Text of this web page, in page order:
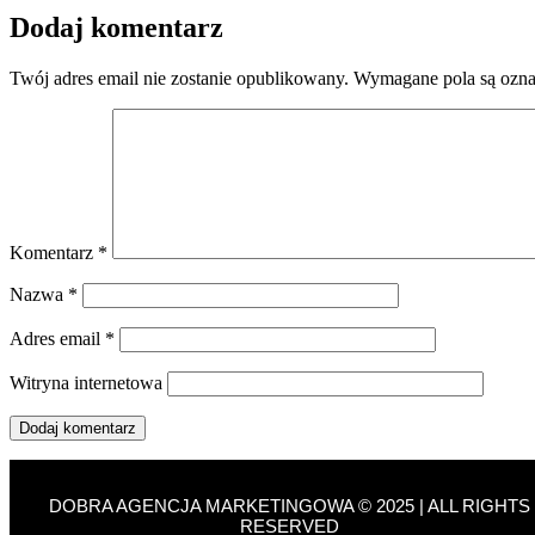
Dodaj komentarz
Twój adres email nie zostanie opublikowany. Wymagane pola są
Komentarz *
Nazwa *
Adres email *
Witryna internetowa
DOBRA AGENCJA MARKETINGOWA © 2025 | ALL RIGHTS
RESERVED